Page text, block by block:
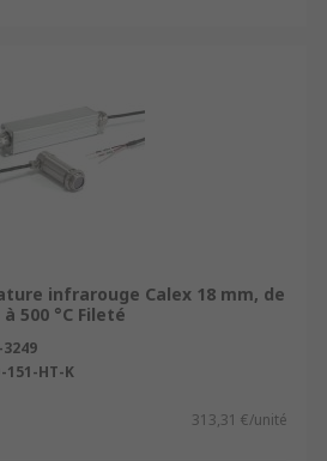
infrarouge Calex 18 mm, de
500 °C Fileté
3249
151-HT-K
313,31 €/unité